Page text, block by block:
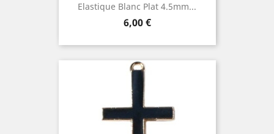
Elastique Blanc Plat 4.5mm...
Prix
6,00 €